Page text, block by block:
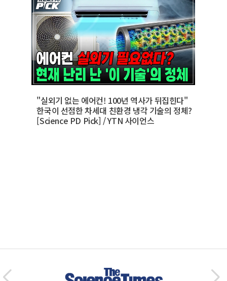
"실외기 없는 에어컨! 100년 역사가 뒤집힌다"
한국이 선점한 차세대 친환경 냉각 기술의 정체?
[Science PD Pick] / YTN 사이언스